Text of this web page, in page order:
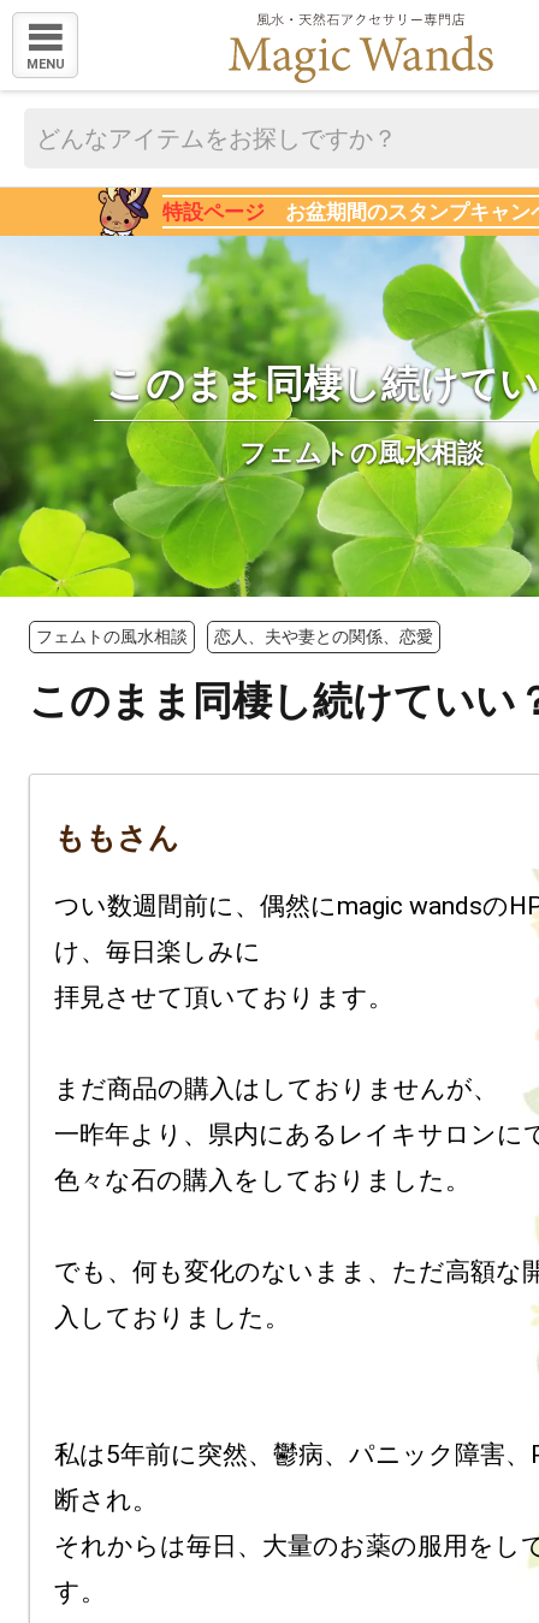
MENU
特設ページ お盆期間のスタンプキャン
このまま同棲し続けて
フェムトの風水相談
フェムトの風水相談 恋人、夫や妻との関係、恋愛
このまま同棲し続けていい
ももさん
つい数週間前に、偶然にmagic wandsの
け、毎日楽しみに
拝見させて頂いております。
まだ商品の購入はしておりませんが、
一昨年より、県内にあるレイキサロンに
色々な石の購入をしておりました。
でも、何も変化のないまま、ただ高額な
入しておりました。
私は5年前に突然、鬱病、パニック障害、
断され。
それからは毎日、大量のお薬の服用をし
す。